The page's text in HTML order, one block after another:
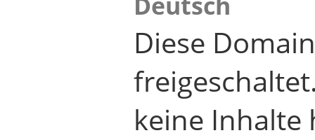
Diese
keine Inhalte